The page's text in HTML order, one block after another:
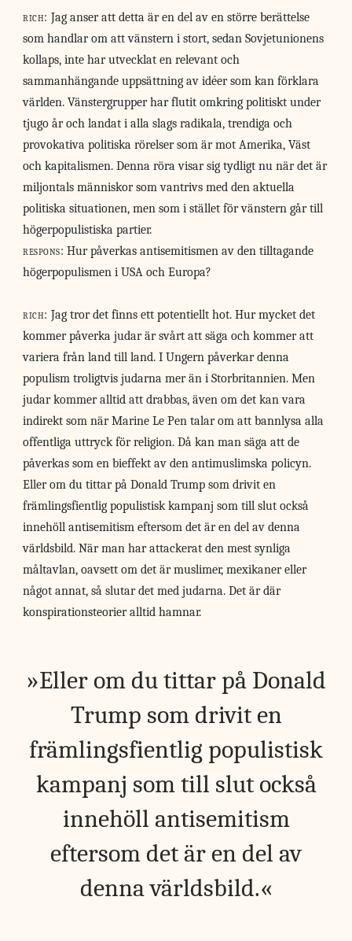
rich:Jag anser att detta är en del av en större berättelse
som handlar om att vänstern i stort, sedan Sovjetunionens
kollaps, inte har utvecklat en relevant och
sammanhängande uppsättning av idéer som kan förklara
världen. Vänstergrupper har flutit omkring politiskt under
tjugo år och landat i alla slags radikala, trendiga och
provokativa politiska rörelser som är mot Amerika, Väst
och kapitalismen. Denna röra visar sig tydligt nu när det är
miljontals människor som vantrivs med den aktuella
politiska situationen, men som i stället för vänstern går till
högerpopulistiska partier.
respons: Hur påverkas antisemitismen av den tilltagande
högerpopulismen i USA och Europa?
rich: Jag tror det finns ett potentiellt hot. Hur mycket det
kommer påverka judar är svårt att säga och kommer att
variera från land till land. I Ungern påverkar denna
populism troligtvis judarna mer än i Storbritannien. Men
judar kommer alltid att drabbas, även om det kan vara
indirekt som när Marine Le Pen talar om att bannlysa alla
offentliga uttryck för religion. Då kan man säga att de
påverkas som en bieffekt av den antimuslimska policyn.
Eller om du tittar på Donald Trump som drivit en
främlingsfientlig populistisk kampanj som till slut också
innehöll antisemitism eftersom det är en del av denna
världsbild. När man har attackerat den mest synliga
måltavlan, oavsett om det är muslimer, mexikaner eller
något annat, så slutar det med judarna. Det är där
konspirationsteorier alltid hamnar.
Eller om du tittar på Donald
Trump som drivit en
främlingsfientlig populistisk
kampanj som till slut också
innehöll antisemitism
eftersom det är en del av
denna världsbild.